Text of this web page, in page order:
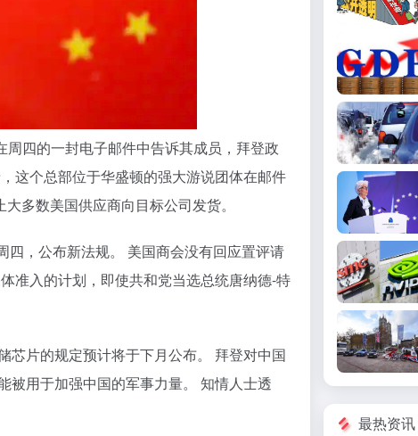
四的一封电子邮件中告诉其成员，拜登政
这个总部位于华盛顿的强大游说团体在邮件
多数美国供应商向目标公司发货。
四，公布新法规。 美国商会没有回应置评请
准入的计划，即使共和党当选总统唐纳德-特
芯片的规定预计将于下月公布。 拜登对中国
被用于加强中国的军事力量。 知情人士透
最热资讯